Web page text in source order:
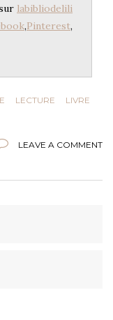
labibliodelili
,Pinterest,
LECTURE
LIVRE
LEAVE A COMMENT